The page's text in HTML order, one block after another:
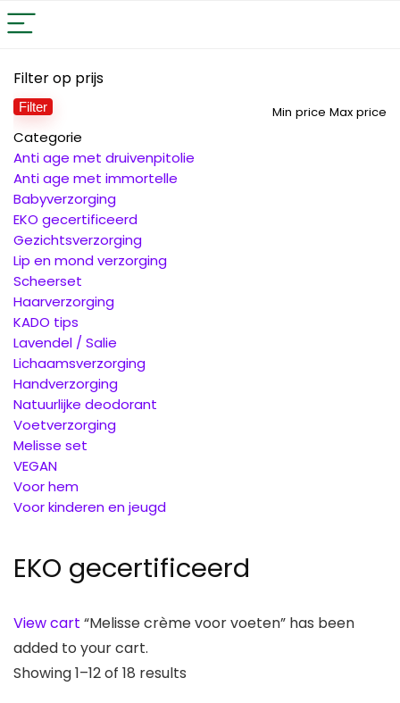
Filter op prijs
Min price Max price
Filter
Categorie
Anti age met druivenpitolie
Anti age met immortelle
Babyverzorging
EKO gecertificeerd
Gezichtsverzorging
Lip en mond verzorging
Scheerset
Haarverzorging
KADO tips
Lavendel / Salie
Lichaamsverzorging
Handverzorging
Natuurlijke deodorant
Voetverzorging
Melisse set
VEGAN
Voor hem
Voor kinderen en jeugd
EKO gecertificeerd
View cart “Melisse crème voor voeten” has been
added to your cart.
Showing 1–12 of 18 results